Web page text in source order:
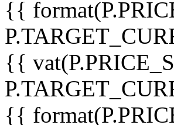
{{
{{
{{